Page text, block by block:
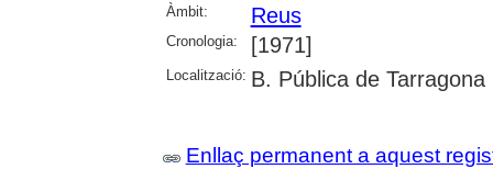
Àmbit: Reus
Cronologia: [1971]
Localització: B. Pública de Tarragona
Enllaç permanent a aquest